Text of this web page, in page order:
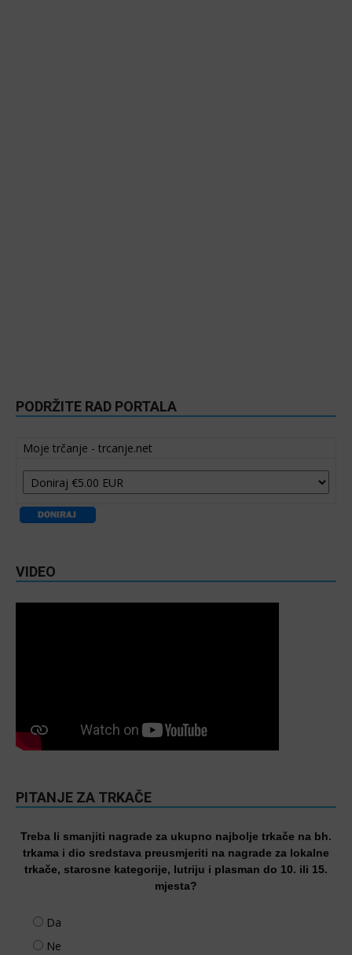
PODRŽITE RAD PORTALA
Moje trčanje - trcanje.net
VIDEO
PITANJE ZA TRKAČE
Treba li smanjiti nagrade za ukupno najbolje trkače na bh.
trkama i dio sredstava preusmjeriti na nagrade za lokalne
trkače, starosne kategorije, lutriju i plasman do 10. ili 15.
mjesta?
Da
Ne